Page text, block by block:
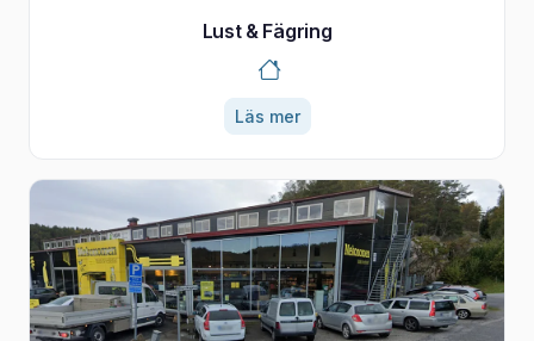
Lust & Fägring
Läs mer